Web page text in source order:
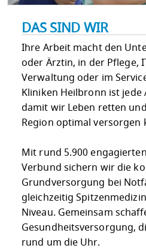
DAS SIND WIR
Ihre Arbeit macht den
oder Ärztin, in der Pflege,
Verwaltung oder im
Kliniken Heilbronn ist jede
damit wir Leben retten
Region optimal versorgen
Mit rund 5.900
Verbund sichern wir die
Grundversorgung bei
gleichzeitig
Niveau. Gemeinsam
Gesundheitsversorgung,
rund um die Uhr.